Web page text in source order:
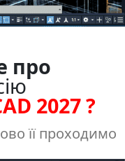
про
2027 ?
її проходимо